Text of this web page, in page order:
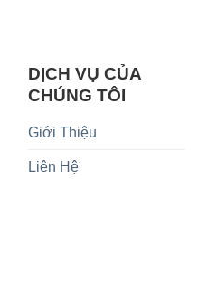
DỊCH VỤ CỦA
CHÚNG TÔI
Giới Thiệu
Liên Hệ